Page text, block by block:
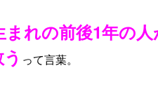
まれの前後1年の
って言葉。